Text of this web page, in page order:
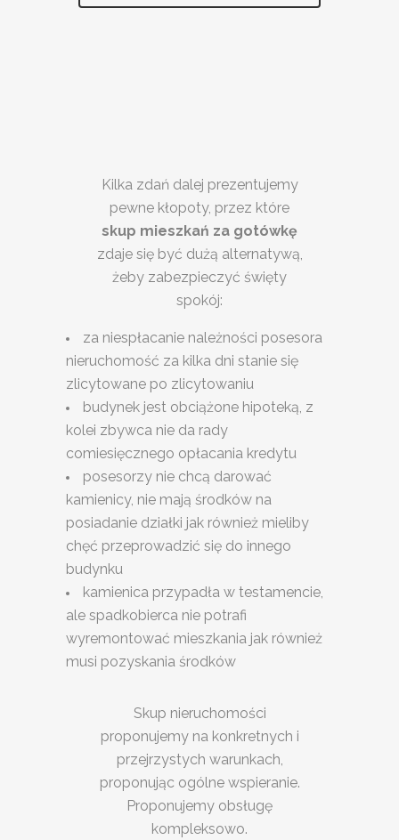
Kilka zdań dalej prezentujemy
pewne kłopoty, przez które
skup mieszkań za gotówkę
zdaje się być dużą alternatywą,
żeby zabezpieczyć święty
spokój:
za niespłacanie należności posesora
nieruchomość za kilka dni stanie się
zlicytowane po zlicytowaniu
budynek jest obciążone hipoteką, z
kolei zbywca nie da rady
comiesięcznego opłacania kredytu
posesorzy nie chcą darować
kamienicy, nie mają środków na
posiadanie działki jak również mieliby
chęć przeprowadzić się do innego
budynku
kamienica przypadła w testamencie,
ale spadkobierca nie potrafi
wyremontować mieszkania jak również
musi pozyskania środków
Skup nieruchomości
proponujemy na konkretnych i
przejrzystych warunkach,
proponując ogólne wspieranie.
Proponujemy obsługę
kompleksowo.